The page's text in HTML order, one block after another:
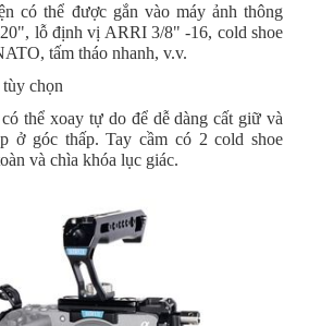
có thể được gắn vào máy ảnh thông
lỗ định vị ARRI 3/8" -16, cold shoe
tấm tháo nhanh, v.v.
chọn
thể xoay tự do để dễ dàng cất giữ và
ở góc thấp. Tay cầm có 2 cold shoe
và chìa khóa lục giác.